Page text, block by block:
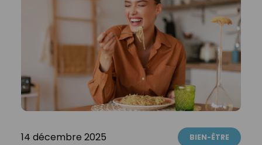
14 décembre 2025 BIEN-ÊTRE